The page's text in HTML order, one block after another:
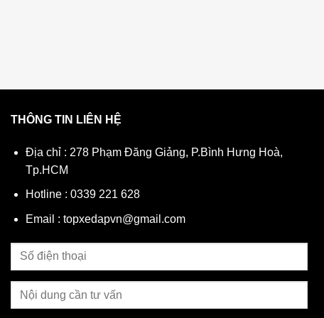
THÔNG TIN LIÊN HỆ
Địa chỉ : 278 Phạm Đăng Giảng, P.Bình Hưng Hoà,
Tp.HCM
Hotline : 0339 221 628
Email : topxedapvn@gmail.com